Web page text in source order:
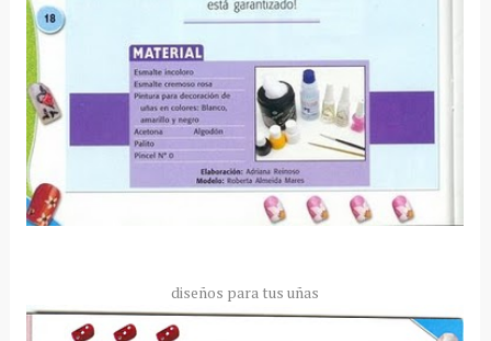
diseños para tus uñas